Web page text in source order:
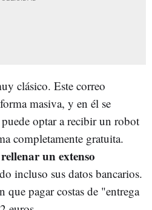
clásico. Este correo
masiva, y en él se
optar a recibir un robot
completamente gratuita.
un extenso
incluso sus datos bancarios.
que pagar costas de "entrega